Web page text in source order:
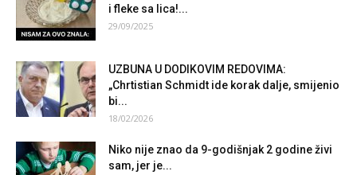
i fleke sa lica!...
29/09/2025
UZBUNA U DODIKOVIM REDOVIMA:
„Chrtistian Schmidt ide korak dalje, smijenio
bi...
18/02/2026
Niko nije znao da 9-godišnjak 2 godine živi
sam, jer je...